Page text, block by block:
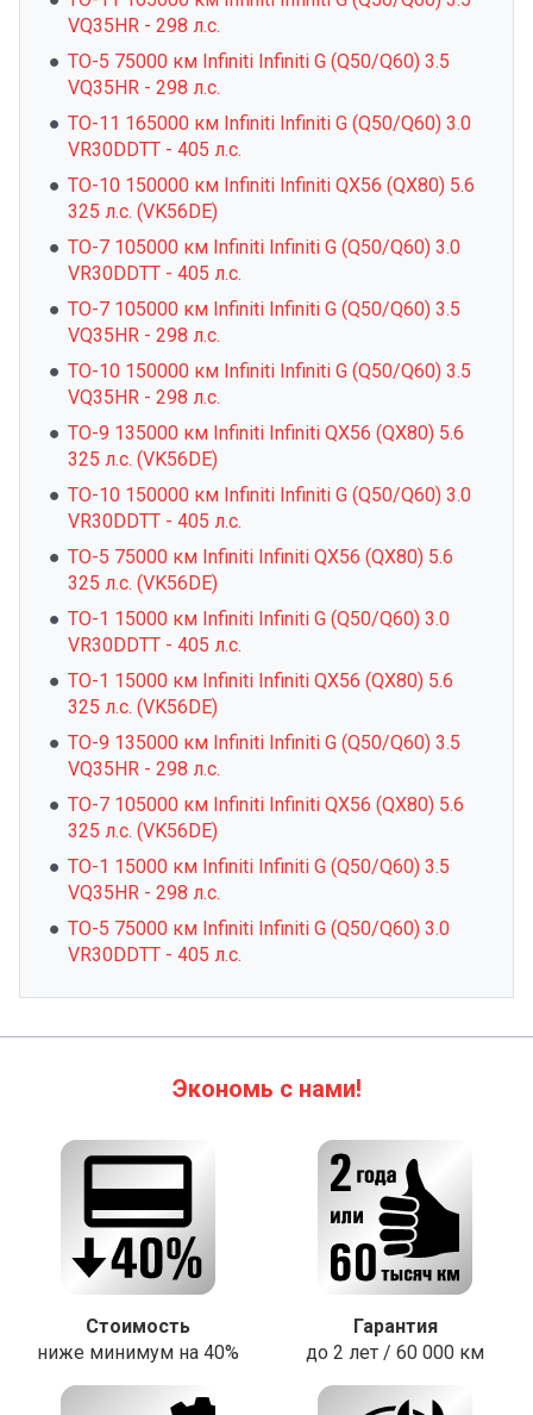
VQ35HR - 298 л.с.
ТО-5 75000 км Infiniti Infiniti G (Q50/Q60) 3.5
VQ35HR - 298 л.с.
ТО-11 165000 км Infiniti Infiniti G (Q50/Q60) 3.0
VR30DDTT - 405 л.с.
ТО-10 150000 км Infiniti Infiniti QX56 (QX80) 5.6
325 л.с. (VK56DE)
ТО-7 105000 км Infiniti Infiniti G (Q50/Q60) 3.0
VR30DDTT - 405 л.с.
ТО-7 105000 км Infiniti Infiniti G (Q50/Q60) 3.5
VQ35HR - 298 л.с.
ТО-10 150000 км Infiniti Infiniti G (Q50/Q60) 3.5
VQ35HR - 298 л.с.
ТО-9 135000 км Infiniti Infiniti QX56 (QX80) 5.6
325 л.с. (VK56DE)
ТО-10 150000 км Infiniti Infiniti G (Q50/Q60) 3.0
VR30DDTT - 405 л.с.
ТО-5 75000 км Infiniti Infiniti QX56 (QX80) 5.6
325 л.с. (VK56DE)
ТО-1 15000 км Infiniti Infiniti G (Q50/Q60) 3.0
VR30DDTT - 405 л.с.
ТО-1 15000 км Infiniti Infiniti QX56 (QX80) 5.6
325 л.с. (VK56DE)
ТО-9 135000 км Infiniti Infiniti G (Q50/Q60) 3.5
VQ35HR - 298 л.с.
ТО-7 105000 км Infiniti Infiniti QX56 (QX80) 5.6
325 л.с. (VK56DE)
ТО-1 15000 км Infiniti Infiniti G (Q50/Q60) 3.5
VQ35HR - 298 л.с.
ТО-5 75000 км Infiniti Infiniti G (Q50/Q60) 3.0
VR30DDTT - 405 л.с.
Экономь с нами!
Стоимость
ниже минимум на 40%
Гарантия
до 2 лет / 60 000 км